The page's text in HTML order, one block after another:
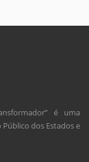
é uma
dos Estados e